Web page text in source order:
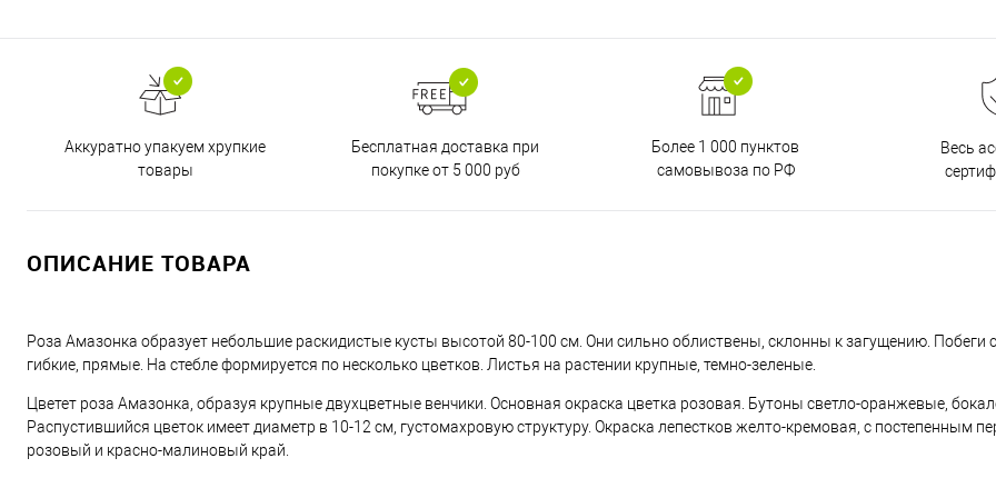
Аккуратно упакуем хрупкие
товары
Бесплатная доставка при
покупке от 5 000 руб
Более 1 000 пунктов
самовывоза по РФ
Весь
ОПИСАНИЕ ТОВАРА
Роза Амазонка образует небольшие раскидистые кусты высотой 80-100 см. Они сильно облиствены, склонны к загущению. Побеги
гибкие, прямые. На стебле формируется по несколько цветков. Листья на растении крупные, темно-зеленые.
Цветет роза Амазонка, образуя крупные двухцветные венчики. Основная окраска цветка розовая. Бутоны светло-оранжевые,
Распустившийся цветок имеет диаметр в 10-12 см, густомахровую структуру. Окраска лепестков желто-кремовая, с постепенным
розовый и красно-малиновый край.